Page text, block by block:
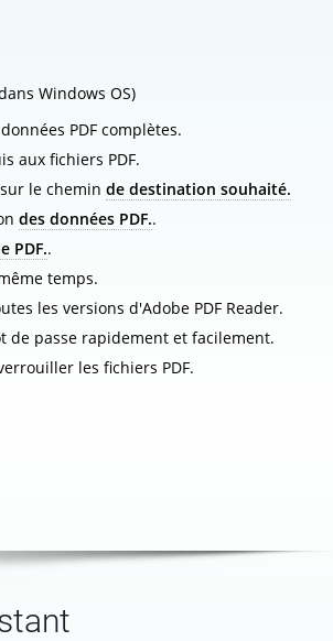
Windows OS)
PDF complètes.
aux fichiers PDF.
le chemin de destination souhaité.
des données PDF..
PDF..
temps.
les versions d'Adobe PDF Reader.
de passe rapidement et facilement.
les fichiers PDF.